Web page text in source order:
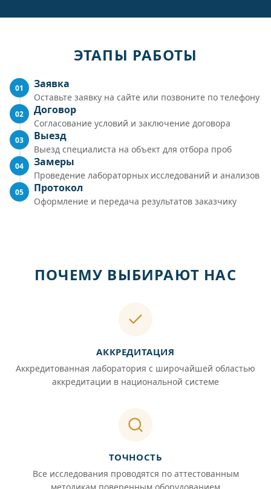
ЭТАПЫ РАБОТЫ
01 Заявка
Оставьте заявку на сайте или позвоните по телефону
02 Договор
Согласование условий и заключение договора
03 Выезд
Выезд специалиста на объект для отбора проб
04 Замеры
Проведение лабораторных исследований и анализов
05 Протокол
Оформление и передача результатов заказчику
ПОЧЕМУ ВЫБИРАЮТ НАС
АККРЕДИТАЦИЯ
Аккредитованная лаборатория с широчайшей областью
аккредитации в национальной системе
ТОЧНОСТЬ
Все исследования проводятся по аттестованным